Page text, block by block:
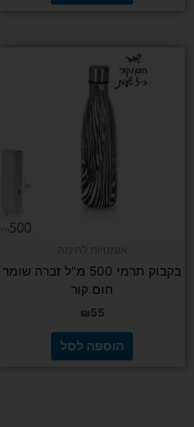
בקבוק תרמי 500 מ"ל זברה שומר
חום קור
₪55
הוספה לסל